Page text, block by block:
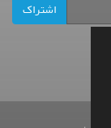
اشتراک